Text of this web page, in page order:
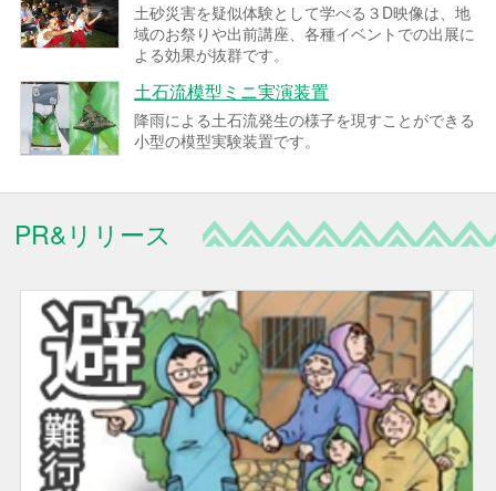
土砂災害を疑似体験として学べる３D映像は、地
域のお祭りや出前講座、各種イベントでの出展に
よる効果が抜群です。
土石流模型ミニ実演装置
降雨による土石流発生の様子を現すことができる
小型の模型実験装置です。
PR&リリース